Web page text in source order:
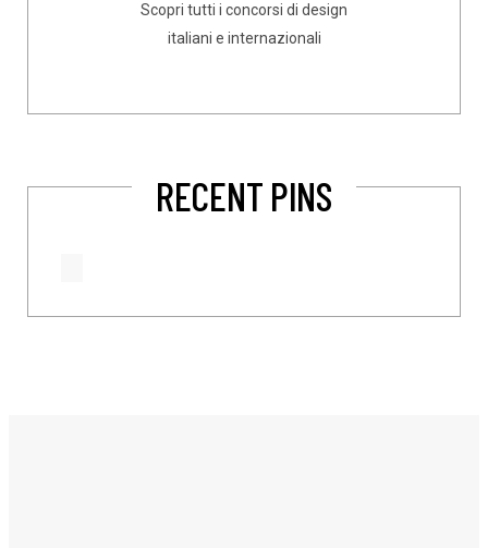
Scopri tutti i concorsi di design
italiani e internazionali
RECENT PINS